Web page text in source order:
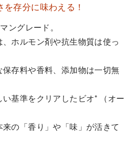
存分に味わえる！
ングレード。
ホルモン剤や抗生物質は使っ
保存料や香料、添加物は一切無
基準をクリアしたビオ* （オー
の「香り」や「味」が活きて